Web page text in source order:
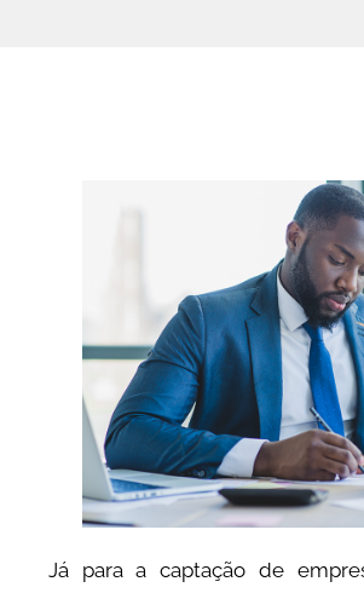
Já para a captação de